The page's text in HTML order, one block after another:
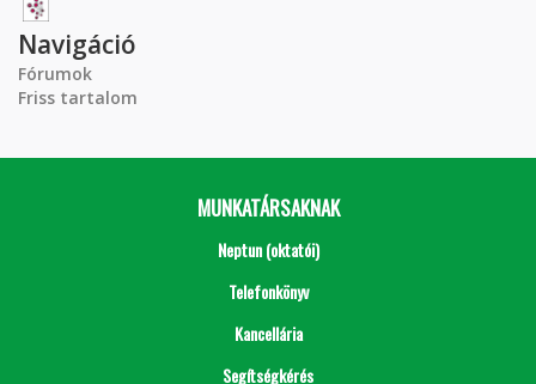
Navigáció
Fórumok
Friss tartalom
MUNKATÁRSAKNAK
Neptun (oktatói)
Telefonkönyv
Kancellária
Segítségkérés